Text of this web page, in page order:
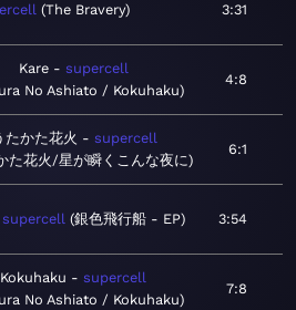
The Bravery 3:31
Kare
supercell
No Ashiato / Kokuhaku
4:8
たかた花火
supercell
た花火/星が瞬くこんな夜に
6:1
supercell 銀色飛行船 - EP 3:54
Kokuhaku
supercell
No Ashiato / Kokuhaku
7:8